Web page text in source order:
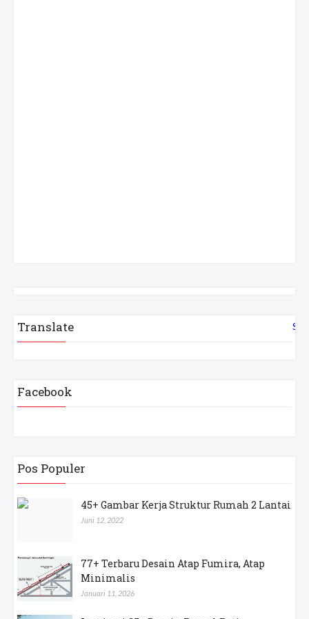
Translate
Facebook
Pos Populer
45+ Gambar Kerja Struktur Rumah 2 Lantai
Juni 12, 2022
77+ Terbaru Desain Atap Fumira, Atap
Minimalis
Januari 11, 2026